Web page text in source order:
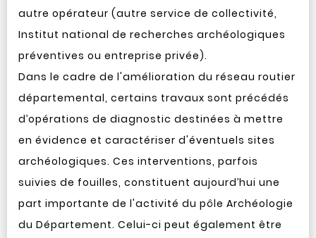
autre opérateur (autre service de collectivité,
Institut national de recherches archéologiques
préventives ou entreprise privée).
Dans le cadre de l'amélioration du réseau routier
départemental, certains travaux sont précédés
d’opérations de diagnostic destinées à mettre
en évidence et caractériser d'éventuels sites
archéologiques. Ces interventions, parfois
suivies de fouilles, constituent aujourd’hui une
part importante de l'activité du pôle Archéologie
du Département. Celui-ci peut également être